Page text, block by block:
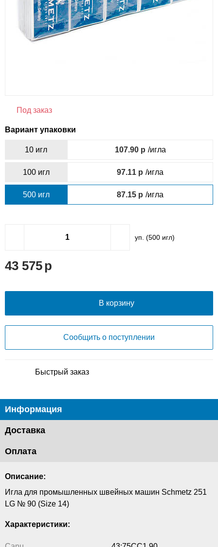
Под заказ
Вариант упаковки
10 игл 107.90 /игла
100 игл 97.11 /игла
500 игл 87.15 /игла
уп. (500игл)
43 575
В корзину
Сообщить о поступлении
Быстрый заказ
Информация
Доставка
Оплата
Описание:
Игла для промышленных швейных машин Schmetz 251
LG № 90 (Size 14)
Характеристики: